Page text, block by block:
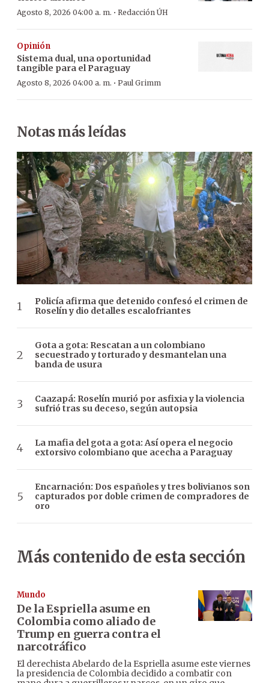
Agosto 8, 2026 04:00 a. m. · Redacción ÚH
Opinión
Sistema dual, una oportunidad
tangible para el Paraguay
Agosto 8, 2026 04:00 a. m. · Paul Grimm
Notas más leídas
Policía afirma que detenido confesó el crimen de
Roselín y dio detalles escalofriantes
Gota a gota: Rescatan a un colombiano
secuestrado y torturado y desmantelan una
banda de usura
Caazapá: Roselín murió por asfixia y la violencia
sufrió tras su deceso, según autopsia
La mafia del gota a gota: Así opera el negocio
extorsivo colombiano que acecha a Paraguay
Encarnación: Dos españoles y tres bolivianos son
capturados por doble crimen de compradores de
oro
Más contenido de esta sección
Mundo
De la Espriella asume en
Colombia como aliado de
Trump en guerra contra el
narcotráfico
El derechista Abelardo de la Espriella asume este viernes
la presidencia de Colombia decidido a combatir con